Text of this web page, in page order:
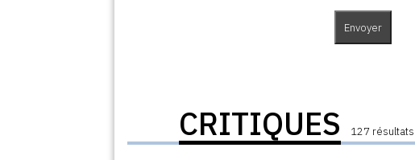
CRITIQUES 127 résultats